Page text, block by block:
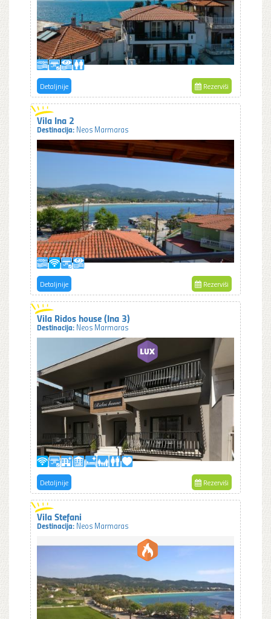
Detaljnije Rezerviši
Vila Ina 2
Destinacija: Neos Marmaras
Detaljnije Rezerviši
Vila Ridos house (Ina 3)
Destinacija: Neos Marmaras
Detaljnije Rezerviši
Vila Stefani
Destinacija: Neos Marmaras